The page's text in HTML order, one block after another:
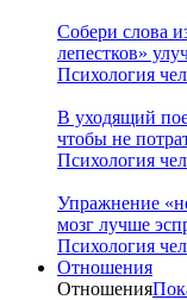
Собери слова
лепестков»
Психология
В уходящий
чтобы не
Психология
Упражнение
мозг лучше
Психология
Отношения
Отношения